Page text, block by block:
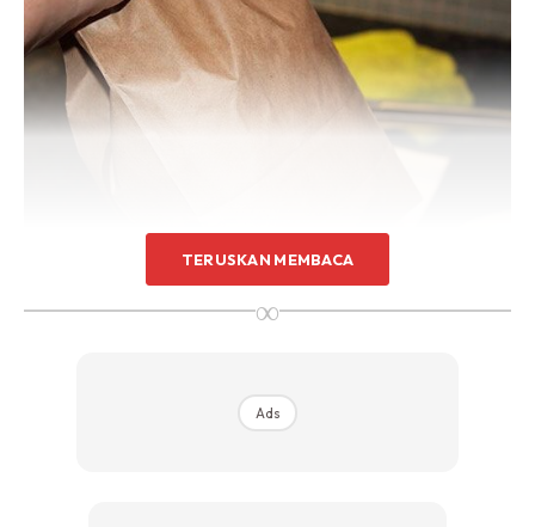
Sentuhan Midas penuh kemewahan dan elegant
untuk kediaman anda.
Rahsia dari IMPIANA, download sekarang di
TERUSKAN MEMBACA
∞
Ads